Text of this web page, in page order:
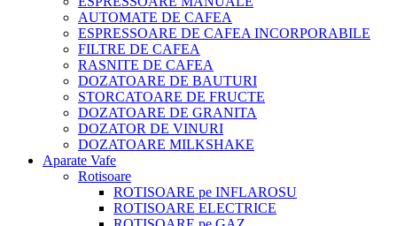
AUTOMATE DE CAFEA
ESPRESSOARE DE CAFEA INCORPORABILE
FILTRE DE CAFEA
RASNITE DE CAFEA
DOZATOARE DE BAUTURI
STORCATOARE DE FRUCTE
DOZATOARE DE GRANITA
DOZATOR DE VINURI
DOZATOARE MILKSHAKE
Aparate Vafe
Rotisoare
ROTISOARE pe INFLAROSU
ROTISOARE ELECTRICE